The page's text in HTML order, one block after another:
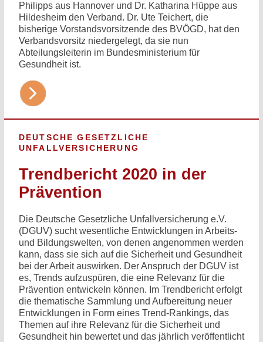
Philipps aus Hannover und Dr. Katharina Hüppe aus
Hildesheim den Verband. Dr. Ute Teichert, die
bisherige Vorstandsvorsitzende des BVÖGD, hat den
Verbandsvorsitz niedergelegt, da sie nun
Abteilungsleiterin im Bundesministerium für
Gesundheit ist.
DEUTSCHE GESETZLICHE
UNFALLVERSICHERUNG
Trendbericht 2020 in der
Prävention
Die Deutsche Gesetzliche Unfallversicherung e.V.
(DGUV) sucht wesentliche Entwicklungen in Arbeits-
und Bildungswelten, von denen angenommen werden
kann, dass sie sich auf die Sicherheit und Gesundheit
bei der Arbeit auswirken. Der Anspruch der DGUV ist
es, Trends aufzuspüren, die eine Relevanz für die
Prävention entwickeln können. Im Trendbericht erfolgt
die thematische Sammlung und Aufbereitung neuer
Entwicklungen in Form eines Trend-Rankings, das
Themen auf ihre Relevanz für die Sicherheit und
Gesundheit hin bewertet und das jährlich veröffentlicht